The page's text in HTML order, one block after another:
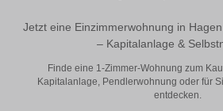
Jetzt eine Einzimmerwohnung in
– Kapitalanlage &
Finde eine 1-Zimmer-Wohnung zum
Kapitalanlage, Pendlerwohnung oder für
entdecken.